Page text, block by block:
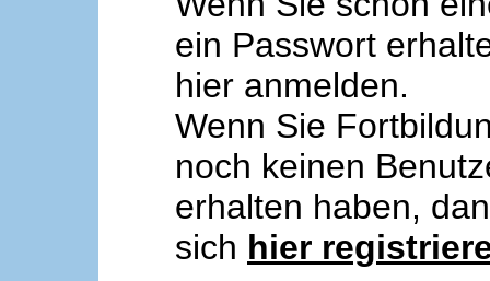
ein Passwort
hier anmelden.
Wenn Sie
noch keinen
erhalten haben,
sich hier